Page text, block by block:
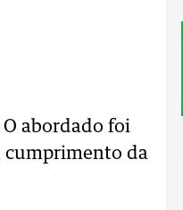
abordado foi
cumprimento da